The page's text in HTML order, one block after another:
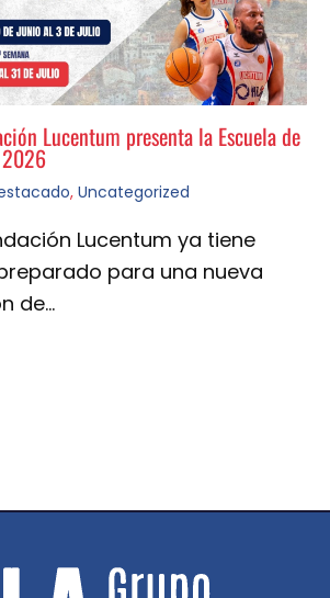
Lucentum presenta la Escuela de
, Uncategorized
Lucentum ya tiene
para una nueva
de…